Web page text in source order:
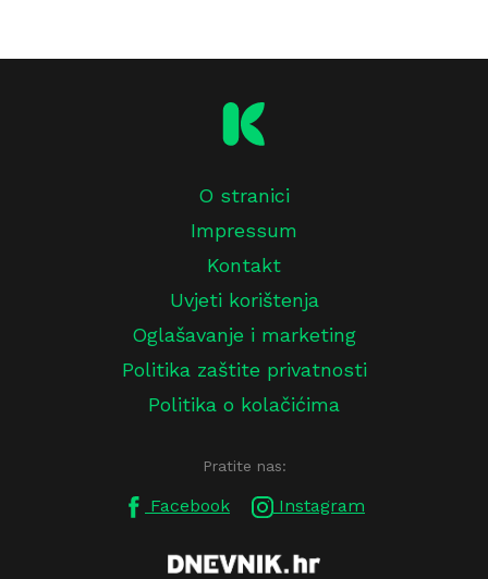
O stranici
Impressum
Kontakt
Uvjeti korištenja
Oglašavanje i marketing
Politika zaštite privatnosti
Politika o kolačićima
Pratite nas:
Facebook Instagram